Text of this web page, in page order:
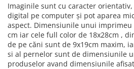
Imaginile sunt cu caracter
digital pe computer și pot aparea
aspect. Dimensiunile unui
cm iar cele full color de 18x28cm ,
de pe căni sunt de 9x19cm maxim,
si al pernelor sunt de dimensiunile
produselor avand dimensiunile